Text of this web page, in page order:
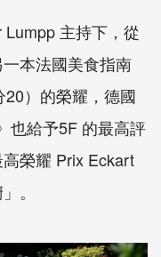
主持下，從
本法國美食指南
20）的榮耀，德國
也給予5F 的最高評
榮耀 Prix Eckart
。